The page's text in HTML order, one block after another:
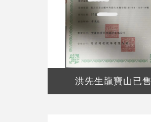
洪先生龍寶山已售